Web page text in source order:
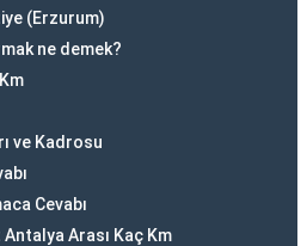
(Erzurum)
ne demek?
ve Kadrosu
Cevabı
Arası Kaç Km